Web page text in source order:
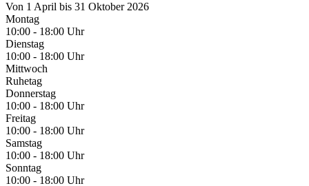
Von 1 April bis 31 Oktober 2026
Montag
10:00 - 18:00 Uhr
Dienstag
10:00 - 18:00 Uhr
Mittwoch
Ruhetag
Donnerstag
10:00 - 18:00 Uhr
Freitag
10:00 - 18:00 Uhr
Samstag
10:00 - 18:00 Uhr
Sonntag
10:00 - 18:00 Uhr